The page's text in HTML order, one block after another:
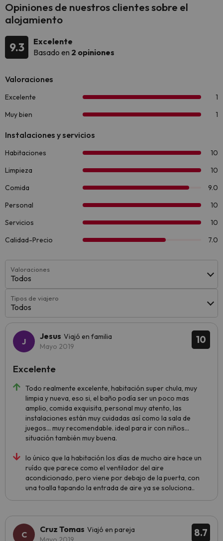
Opiniones de nuestros clientes sobre el
alojamiento
9.3
Excelente
Basado en 2 opiniones
Valoraciones
Todos
Tipos de viajero
Todos
10
Jesus Viajó en familia
Mayo 2019
Todo realmente excelente, habitación super chula, muy
limpia y nueva, eso si, el baño podía ser un poco mas
amplio, comida exquisita, personal muy atento, las
instalaciones están muy cuidadas así como la sala de
juegos... muy recomendable. ideal para ir con niños...
situación también muy buena.
lo único que la habitación los días de mucho aire hace un
ruído que parece como el ventilador del aire
acondicionado, pero viene por debajo de la puerta, con
una toalla tapando la entrada de aire ya se soluciona..
Excelente
8.7
Cruz Tomas Viajó en pareja